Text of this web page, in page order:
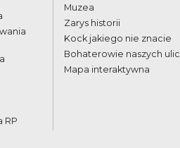
RP
Muzea
Zarys historii
Kock jakiego nie znacie
Bohaterowie naszych ulic
Mapa interaktywna